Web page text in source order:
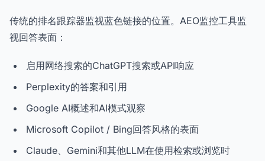
传统的排名跟踪器监视蓝色链接的位置。AEO监控工具监
视回答表面：
启用网络搜索的ChatGPT搜索或API响应
Perplexity的答案和引用
Google AI概述和AI模式观察
Microsoft Copilot / Bing回答风格的表面
Claude、Gemini和其他LLM在使用检索或浏览时